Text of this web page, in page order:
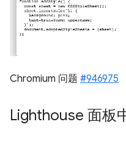
Chromium 问题 #946975
Lighthouse 面板